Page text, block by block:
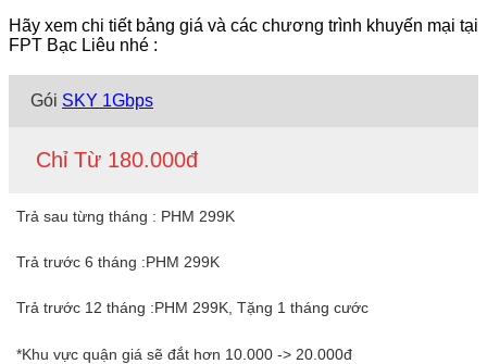
Hãy xem chi tiết bảng giá và các chương trình khuyến mại tại
FPT Bạc Liêu nhé :
Gói SKY 1Gbps
Chỉ Từ 180.000đ
Trả sau từng tháng : PHM 299K
Trả trước 6 tháng :PHM 299K
Trả trước 12 tháng :PHM 299K, Tặng 1 tháng cước
*Khu vực quận giá sẽ đắt hơn 10.000 -> 20.000đ